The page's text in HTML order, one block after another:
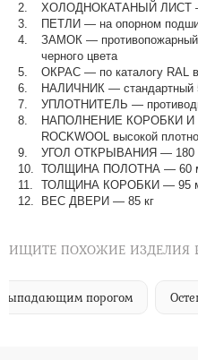
ХОЛОДНОКАТАНЫЙ ЛИСТ
ПЕТЛИ — на опорном
ЗАМОК —
черного цвета
ОКРАС — по каталогу RAL
НАЛИЧНИК —
УПЛОТНИТЕЛЬ —
НАПОЛНЕНИЕ КОРОБКИ
ROCKWOOL высокой
УГОЛ ОТКРЫВАНИЯ — 180
ТОЛЩИНА ПОЛОТНА — 60
ТОЛЩИНА КОРОБКИ — 95
ВЕС ДВЕРИ — 85 кг
ИЩИТЕ ПОХОЖИЕ ИЗДЕЛИЯ
порогом